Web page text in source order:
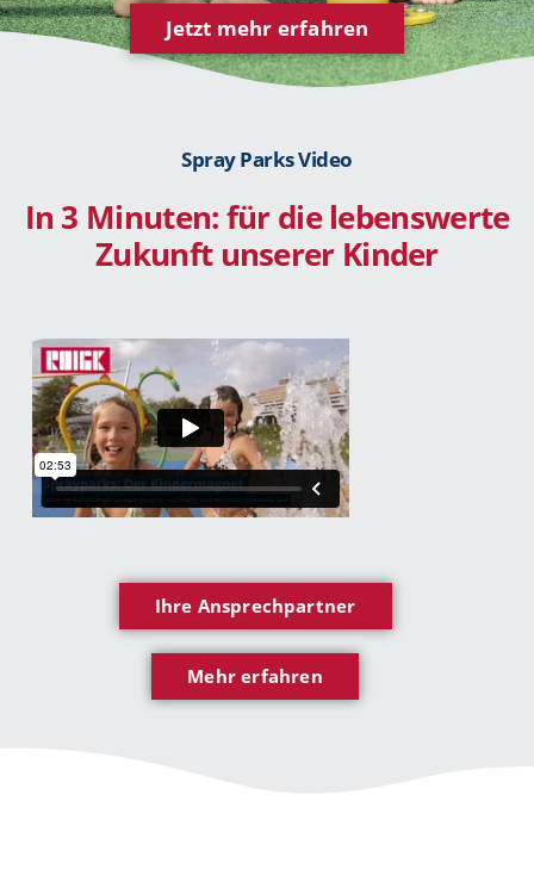
Jetzt mehr erfahren
Spray Parks Video
In 3 Minuten: für die lebenswerte
Zukunft unserer Kinder
Ihre Ansprechpartner
Mehr erfahren